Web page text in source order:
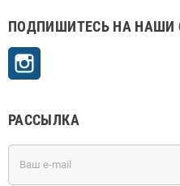
ПОДПИШИТЕСЬ НА НАШИ
РАССЫЛКА